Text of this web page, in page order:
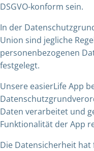
DSGVO-konform sein.
In der
Union sind jegliche
personenbezogenen
festgelegt.
Unsere easierLife App
Daten verarbeitet und
Funktionalität der App
Die Datensicherheit